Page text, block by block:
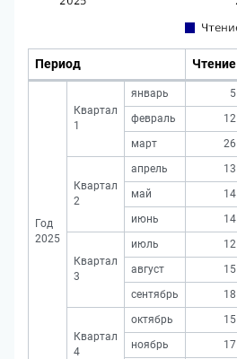
Период Чтение
Год
2025
Квартал
1
январь 5
февраль
12
март
26
Квартал
2
апрель 13
май
14
июнь
14
Квартал
3
июль 12
август
15
сентябрь
18
Квартал
4
октябрь 15
ноябрь
17